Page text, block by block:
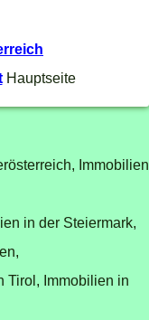
Hauptseite
Immobilien
in der Steiermark,
Tirol, Immobilien in